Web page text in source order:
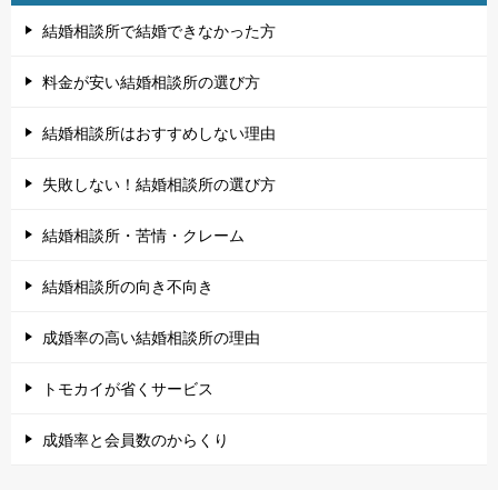
結婚相談所で結婚できなかった方
料金が安い結婚相談所の選び方
結婚相談所はおすすめしない理由
失敗しない！結婚相談所の選び方
結婚相談所・苦情・クレーム
結婚相談所の向き不向き
成婚率の高い結婚相談所の理由
トモカイが省くサービス
成婚率と会員数のからくり